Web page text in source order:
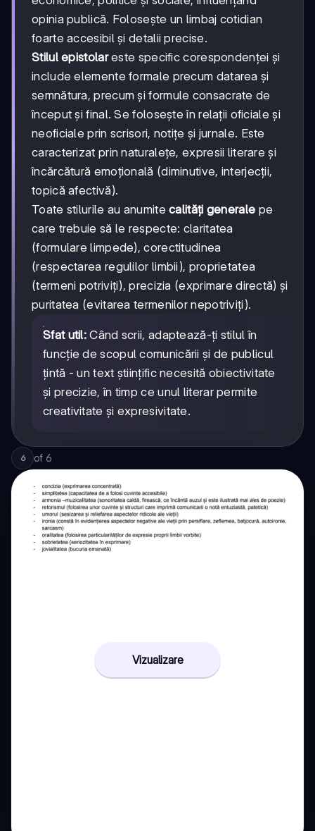
opinia publică. Folosește un limbaj cotidian
foarte accesibil și detalii precise.
Stilul epistolareste specific corespondenței și
include elemente formale precum datarea și
semnătura, precum și formule consacrate de
început și final. Se folosește în relații oficiale și
neoficiale prin scrisori, notițe și jurnale. Este
caracterizat prin naturalețe, expresii literare și
încărcătură emoțională (diminutive, interjecții,
topică afectivă).
Toate stilurile au anumitecalități generale pe
care trebuie să le respecte: claritatea
(formulare limpede), corectitudinea
(respectarea regulilor limbii), proprietatea
(termeni potriviți), precizia (exprimare directă) și
puritatea (evitarea termenilor nepotriviți).
Sfat util: Când scrii, adaptează-ți stilul în
funcție de scopul comunicării și de publicul
țintă - un text științific necesită obiectivitate
și precizie, în timp ce unul literar permite
creativitate și expresivitate.
6 of 6
Vizualizare